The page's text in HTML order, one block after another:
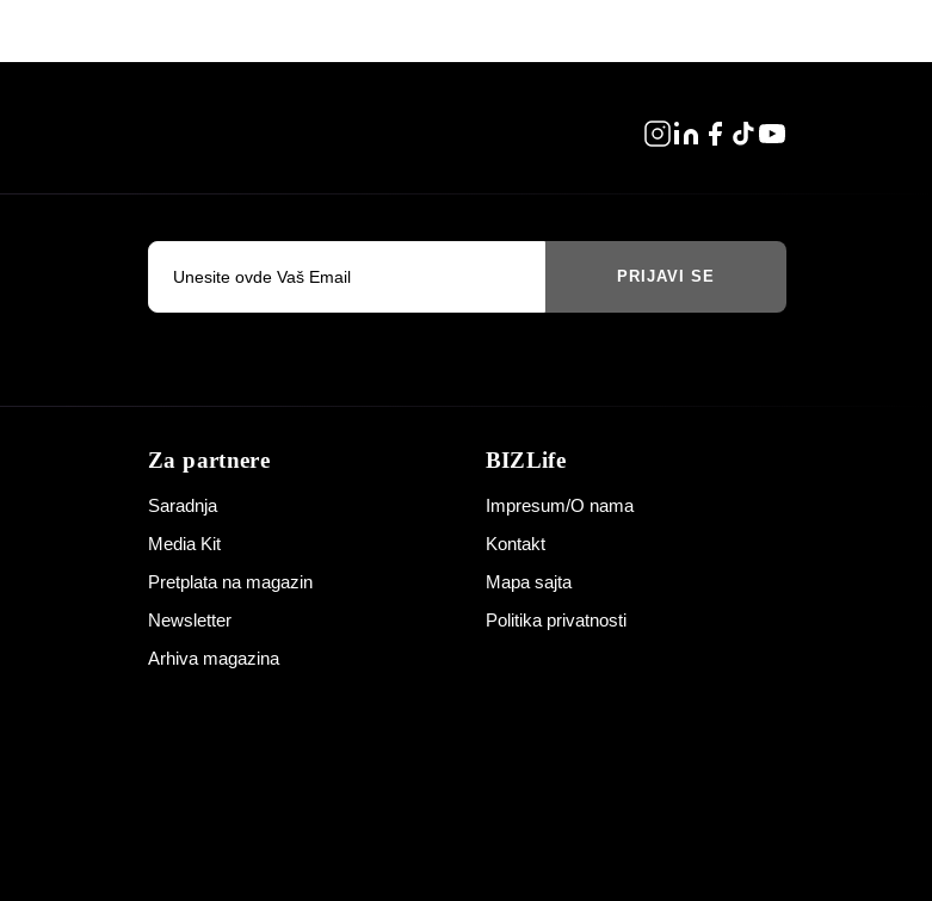
PRIJAVI SE
Za partnere
Saradnja
Media Kit
Pretplata na magazin
Newsletter
Arhiva magazina
BIZLife
Impresum/O nama
Kontakt
Mapa sajta
Politika privatnosti